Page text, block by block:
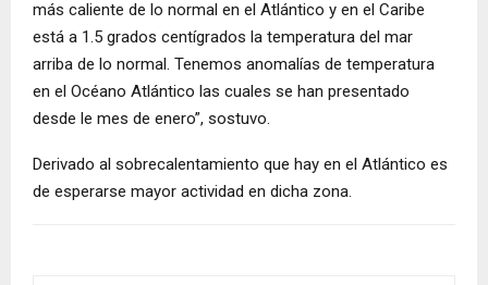
más caliente de lo normal en el Atlántico y en el Caribe
está a 1.5 grados centígrados la temperatura del mar
arriba de lo normal. Tenemos anomalías de temperatura
en el Océano Atlántico las cuales se han presentado
desde le mes de enero”, sostuvo.
Derivado al sobrecalentamiento que hay en el Atlántico es
de esperarse mayor actividad en dicha zona.